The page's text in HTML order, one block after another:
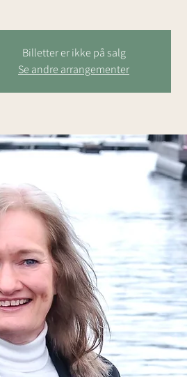
Billetter er ikke på salg
Se andre arrangementer